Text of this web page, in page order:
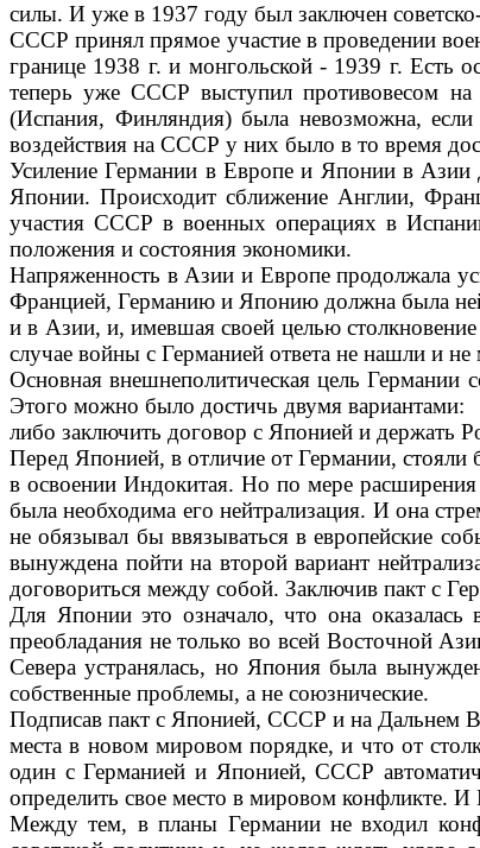
силы. И уже в 1937 году был заключен
СССР принял прямое участие в прове­дении
грани­це 1938 г. и монгольской - 1939 г.
теперь уже СССР вы­ступил противовесом на
(Испания, Финляндия) была невозмож­на,
воздейст­вия на СССР у них было в то время
Усиление Германии в Европе и Японии в Азии
Японии. Происходит сближение Англии,
участия СССР в воен­ных операциях в
положения и состояния экономики.
Напряженность в Азии и Европе продол­жала
Фран­цией, Германию и Японию должна была
и в Азии, и, имевшая своей целью
случае войны с Герма­нией ответа не нашли и не
Основная внешнеполитическая цель Германии
Это­го можно было достичь двумя вариантами:
либо заключить договор с Японией и дер­жать
Перед Японией, в отличие от Германии,
в освоении Индокитая. Но по мере
была необ­ходима его нейтрализация. И она
не обязывал бы ввязываться в европейские
вынуждена пойти на вто­рой вариант
договориться между собой. Заключив пакт с
Для Японии это означало, что она
преоблада­ния не только во всей Восточной
Севера устранялась, но Япония была
собственные проблемы, а не союзнические.
Подписав пакт с Японией, СССР и на Дальнем
места в новом мировом порядке, и что от
один с Германией и Японией, СССР
определить свое место в мировом конфликте.
Между тем, в планы Германии не входил